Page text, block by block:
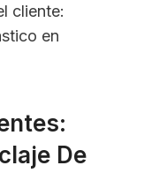
cliente:
en
De